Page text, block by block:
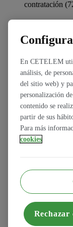
contratación
Si es posible,
penalización
documento de
pendientes,
siempre a día
¿Puedes
contrato?
Se puede
siempre y
persona (física
escrito, el
del contrato
¿Qué ocurre
contratados?
El ajuste de
comparando
En CETELEM
análisis, de
del sitio web) y
personalización
contenido se
partir de sus
Para más
cookies
Rechazar